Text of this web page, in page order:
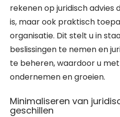
rekenen op juridisch advies
is, maar ook praktisch
organisatie. Dit stelt u in
beslissingen te nemen en
te beheren, waardoor u
ondernemen en groeien.
Minimaliseren van
geschillen